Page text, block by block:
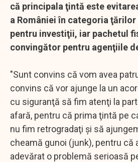
că principala ţintă este
a României în categoria
pentru investiţii, iar pachetul
convingător pentru agenţiile
"Sunt convins că vom avea
convins că vor ajunge la un
cu siguranţă să fim atenţi la
afară, pentru că prima ţintă pe
nu fim retrogradaţi şi să
cheamă gunoi (junk), pentru că
adevărat o problemă serioasă